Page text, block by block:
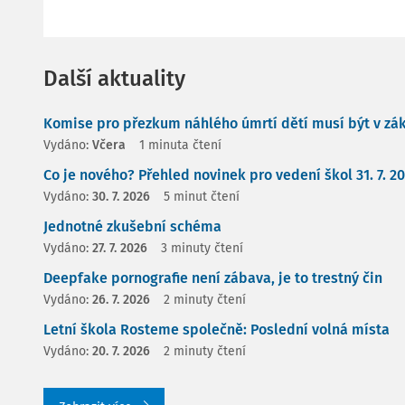
Další aktuality
Komise pro přezkum náhlého úmrtí dětí musí být v
Vydáno: Včera 1 minuta čtení
Co je nového? Přehled novinek pro vedení škol 31. 7.
Vydáno: 30. 7. 2026 5 minut čtení
Jednotné zkušební schéma
Vydáno: 27. 7. 2026 3 minuty čtení
Deepfake pornografie není zábava, je to trestný čin
Vydáno: 26. 7. 2026 2 minuty čtení
Letní škola Rosteme společně: Poslední volná místa
Vydáno: 20. 7. 2026 2 minuty čtení